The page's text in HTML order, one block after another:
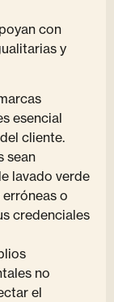
con
y
esencial
cliente.
sean
lavado verde
o
credenciales
no
el